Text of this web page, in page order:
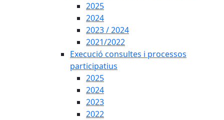
2025
2024
2023 / 2024
2021/2022
Execució consultes i processos
participatius
2025
2024
2023
2022